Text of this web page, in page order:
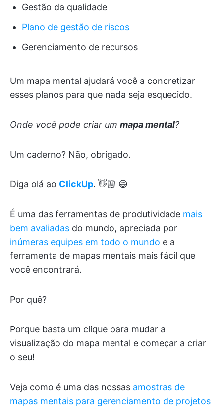
Gestão da qualidade
Plano de gestão de riscos
Gerenciamento de recursos
Um mapa mental ajudará você a concretizar
esses planos para que nada seja esquecido.
Onde você pode criar um mapa mental?
Um caderno? Não, obrigado.
Diga olá ao ClickUp. 👋🏼 😄
É uma das ferramentas de produtividade mais
bem avaliadas do mundo, apreciada por
inúmeras equipes em todo o mundo e a
ferramenta de mapas mentais mais fácil que
você encontrará.
Por quê?
Porque basta um clique para mudar a
visualização do mapa mental e começar a criar
o seu!
Veja como é uma das nossas amostras de
mapas mentais para gerenciamento de projetos